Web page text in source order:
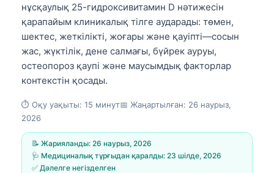
нұсқаулық 25-гидроксивитамин D нәтижесін
қарапайым клиникалық тілге аударады: төмен,
шектес, жеткілікті, жоғары және қауіпті—сосын
жас, жүктілік, дене салмағы, бүйрек ауруы,
остеопороз қаупі және маусымдық факторлар
контекстін қосады.
⏱️ Оқу уақыты: 15 минут📅 Жаңартылған: 26 наурыз,
2026
📝 Жарияланды: 26 наурыз, 2026
🩺 Медициналық тұрғыдан қаралды: 23 шілде, 2026
✅ Дәлелге негізделген